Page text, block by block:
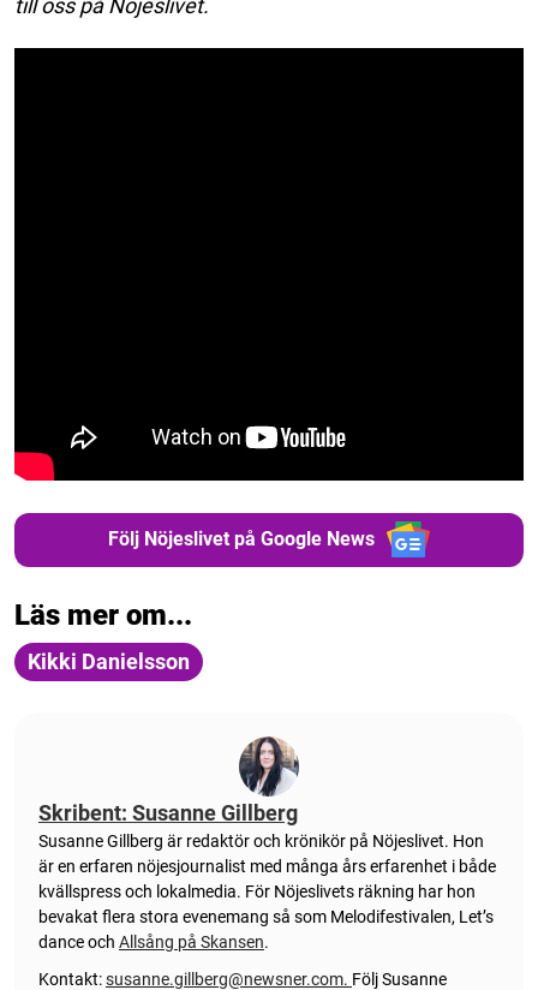
till oss på Nöjeslivet.
Följ Nöjeslivet på Google News
Läs mer om...
Kikki Danielsson
Skribent: Susanne Gillberg
Susanne Gillberg är redaktör och krönikör på Nöjeslivet. Hon
är en erfaren nöjesjournalist med många års erfarenhet i både
kvällspress och lokalmedia. För Nöjeslivets räkning har hon
bevakat flera stora evenemang så som Melodifestivalen, Let’s
dance och Allsång på Skansen.
Kontakt:susanne.gillberg@newsner.com. Följ Susanne